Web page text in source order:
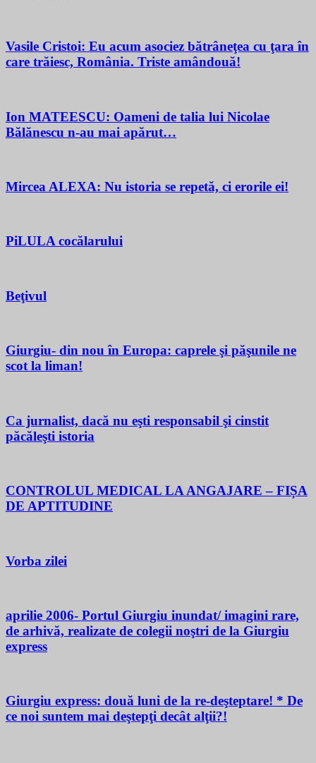
Vasile Cristoi: Eu acum asociez bătrâneţea cu ţara în
care trăiesc, România. Triste amândouă!
Ion MATEESCU: Oameni de talia lui Nicolae
Bălănescu n-au mai apărut…
Mircea ALEXA: Nu istoria se repetă, ci erorile ei!
PiLULA cocălarului
Beţivul
Giurgiu- din nou în Europa: caprele şi păşunile ne
scot la liman!
Ca jurnalist, dacă nu eşti responsabil şi cinstit
păcăleşti istoria
CONTROLUL MEDICAL LA ANGAJARE – FIȘA
DE APTITUDINE
Vorba zilei
aprilie 2006- Portul Giurgiu inundat/ imagini rare,
de arhivă, realizate de colegii noştri de la Giurgiu
express
Giurgiu express: două luni de la re-deşteptare! * De
ce noi suntem mai deştepţi decât alţii?!